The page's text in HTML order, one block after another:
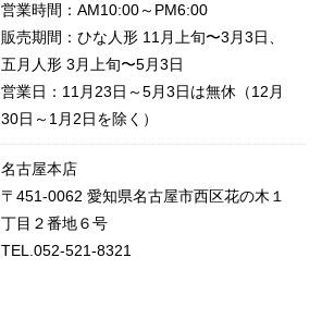
営業時間：AM10:00～PM6:00
販売期間：ひな人形 11月上旬〜3月3日、
五月人形 3月上旬〜5月3日
営業日：11月23日～5月3日は無休（12月
30日～1月2日を除く）
名古屋本店
〒451-0062 愛知県名古屋市西区花の木１
丁目２番地６号
TEL.052-521-8321